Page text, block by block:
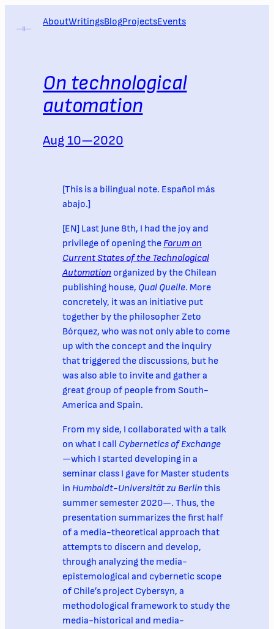
AboutWritingsBlogProjectsEvents
On technological
automation
Aug 10—2020
[This is a bilingual note. Español más
abajo.]
[EN] Last June 8th, I had the joy and
privilege of opening the Forum on
Current States of the Technological
Automation organized by the Chilean
publishing house, Qual Quelle. More
concretely, it was an initiative put
together by the philosopher Zeto
Bórquez, who was not only able to come
up with the concept and the inquiry
that triggered the discussions, but he
was also able to invite and gather a
great group of people from South-
America and Spain.
From my side, I collaborated with a talk
on what I call Cybernetics of Exchange
—which I started developing in a
seminar class I gave for Master students
in Humboldt-Universität zu Berlin this
summer semester 2020—. Thus, the
presentation summarizes the first half
of a media-theoretical approach that
attempts to discern and develop,
through analyzing the media-
epistemological and cybernetic scope
of Chile’s project Cybersyn, a
methodological framework to study the
media-historical and media-